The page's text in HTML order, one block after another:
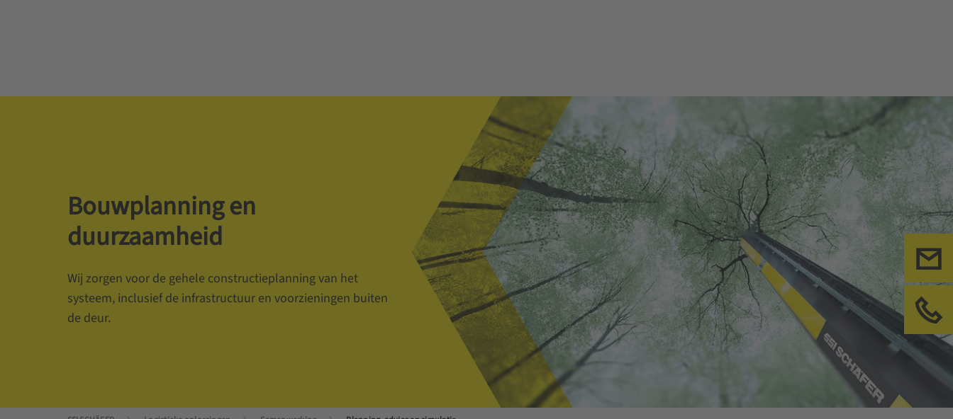
Bouwplanning en
duurzaamheid
Wij zorgen voor de gehele constructieplanning van het
systeem, inclusief de infrastructuur en voorzieningen buiten
de deur.